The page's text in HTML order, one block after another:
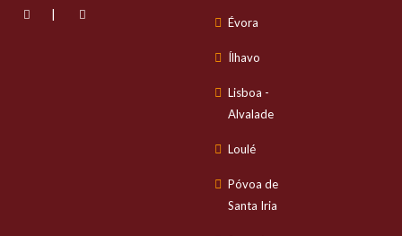
|
Évora
Ílhavo
Lisboa -
Alvalade
Loulé
Póvoa de
Santa Iria